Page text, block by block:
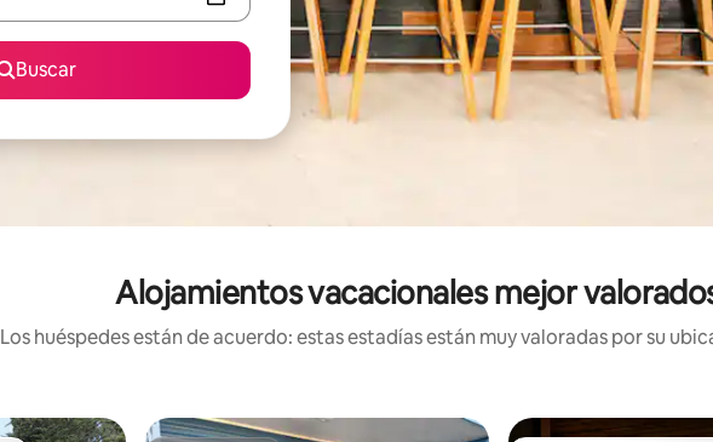
Buscar
Alojamientos vacacionales mejor
Los huéspedes están de acuerdo: estas estadías están muy valoradas por su